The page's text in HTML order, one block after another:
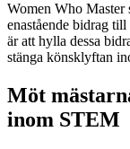
Women Who Master
enastående bidrag
är att hylla dessa
stänga könsklyftan
Möt
inom STEM